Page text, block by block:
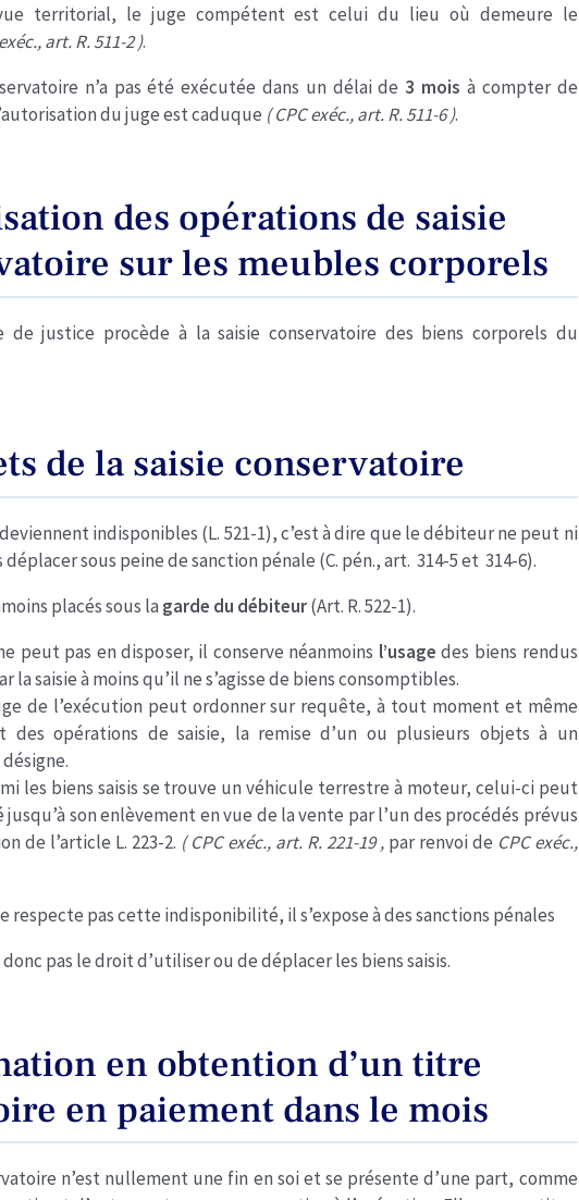
territorial, le juge compétent est celui du lieu où demeure le
art. R. 511-2 ).
n’a pas été exécutée dans un délai de 3 mois à compter de
du juge est caduque ( CPC exéc., art. R. 511-6 ).
des opérations de saisie
sur les meubles corporels
de justice procède à la saisie conservatoire des biens corporels du
de la saisie conservatoire
deviennent indisponibles (L. 521-1), c’est à dire que le débiteur ne peut ni
déplacer sous peine de sanction pénale (C. pén., art. 314-5 et 314-6).
placés sous la garde du débiteur(Art. R. 522-1).
peut pas en disposer, il conserve néanmoins l’usagedes biens rendus
la saisie à moins qu’il ne s’agisse de biens consomptibles.
de l’exécution peut ordonner sur requête, à tout moment et même
des opérations de saisie, la remise d’un ou plusieurs objets à un
les biens saisis se trouve un véhicule terrestre à moteur, celui-ci peut
son enlèvement en vue de la vente par l’un des procédés prévus
de l’article L. 223-2. ( CPC exéc., art. R. 221-19 ,par renvoi de CPC exéc.,
respecte pas cette indisponibilité, il s’expose à des sanctions pénales
donc pas le droit d’utiliser ou de déplacer les biens saisis.
en obtention d’un titre
en paiement dans le mois
n’est nullement une fin en soi et se présente d’une part, comme